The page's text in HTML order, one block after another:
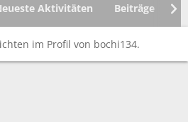
Aktivitäten Beiträge
im Profil von bochi134.